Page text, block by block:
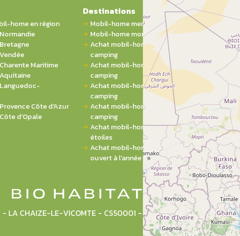
LA CHAIZE-LE-VICOMTE - CS50001 - 85036 LA ROCHE-SUR-
home en région
Maritime
Côte d'Azur
d'Opale
Destinations
Mobil-home mer
Mobil-home montagne
Achat mobil-home 1 chambre sur
camping
Achat mobil-home 2 chambres sur
camping
Achat mobil-home 3 chambres sur
camping
Achat mobil-home 4 chambres sur
camping
Achat mobil-home sur camping 5
étoiles
Achat mobil-home sur camping
ouvert à l'année
A
Qui
Nos
Nos
Blog